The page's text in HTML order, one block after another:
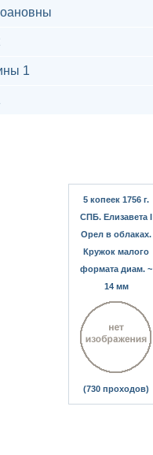
1
5 копеек 1756 г.
СПБ. Елизавета I
Орел в облаках.
Кружок малого
формата диам. ~
14 мм
(730 проходов)